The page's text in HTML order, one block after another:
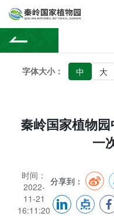
字体大小： 中 大
秦岭国家植物
一
时间：
2022-
11-21
16:11:20
分享到：